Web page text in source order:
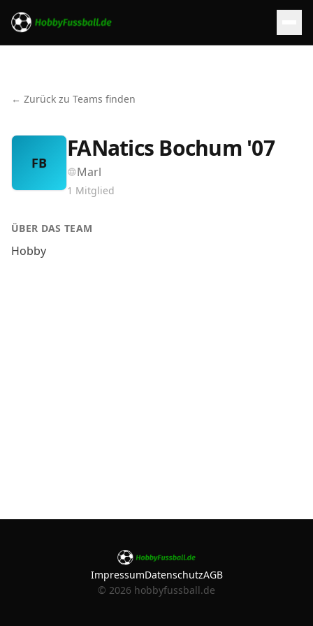
← Zurück zu Teams finden
FB
FANatics Bochum '07
Marl
1 Mitglied
ÜBER DAS TEAM
Hobby
ImpressumDatenschutzAGB
© 2026 hobbyfussball.de